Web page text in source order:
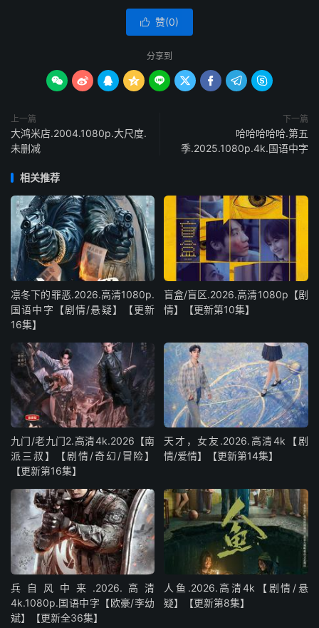
 赞(0)
分享到
        
上一篇
大鸿米店.2004.1080p.大尺度.
未删减
下一篇
哈哈哈哈哈.第五
季.2025.1080p.4k.国语中字
相关推荐
凛冬下的罪恶.2026.高清1080p.
国语中字【剧情/悬疑】【更新
16集】
盲盒/盲区.2026.高清1080p【剧
情】【更新第10集】
九门/老九门2.高清4k.2026【南
派三叔】【剧情/奇幻/冒险】
【更新第16集】
天才，女友.2026.高清4k【剧
情/爱情】【更新第14集】
兵自风中来‎.2026.高清
4k.1080p.国语中字【欧豪/李幼
斌】【更新全36集】
人鱼.2026.高清4k【剧情/悬
疑】【更新第8集】